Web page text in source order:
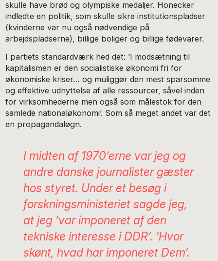
skulle have brød og olympiske medaljer. Honecker
indledte en politik, som skulle sikre institutionspladser
(kvinderne var nu også nødvendige på
arbejdspladserne), billige boliger og billige fødevarer.
I partiets standardværk hed det: ’I modsætning til
kapitalismen er den socialistiske økonomi fri for
økonomiske kriser… og muliggør den mest sparsomme
og effektive udnyttelse af alle ressourcer, såvel inden
for virksomhederne men også som målestok for den
samlede nationaløkonomi’. Som så meget andet var det
en propagandaløgn.
I midten af 1970’erne var jeg og
andre danske journalister gæster
hos styret. Under et besøg i
forskningsministeriet sagde jeg,
at jeg ’var imponeret af den
tekniske interesse i DDR’. ’Hvor
skønt, hvad har imponeret Dem’.